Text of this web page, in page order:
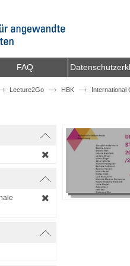
FAQ
Lecture2Go HBK International